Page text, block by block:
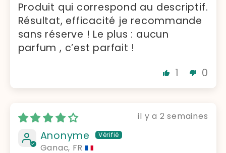
Produit qui correspond au descriptif.
Résultat, efficacité je recommande
sans réserve ! Le plus : aucun
parfum , c’est parfait !
1
0
il y a 2 semaines
Anonyme
Ganac, FR